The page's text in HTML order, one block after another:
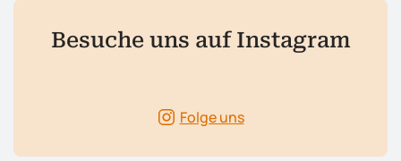
Besuche uns auf Instagram
Folge uns